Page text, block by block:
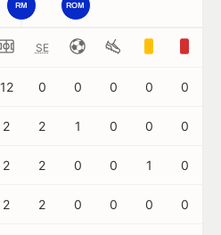
ROM
RM
SE
12 0 0 0 0 0
2 2 1 0 0 0
2 2 0 0 1 0
2 2 0 0 0 0